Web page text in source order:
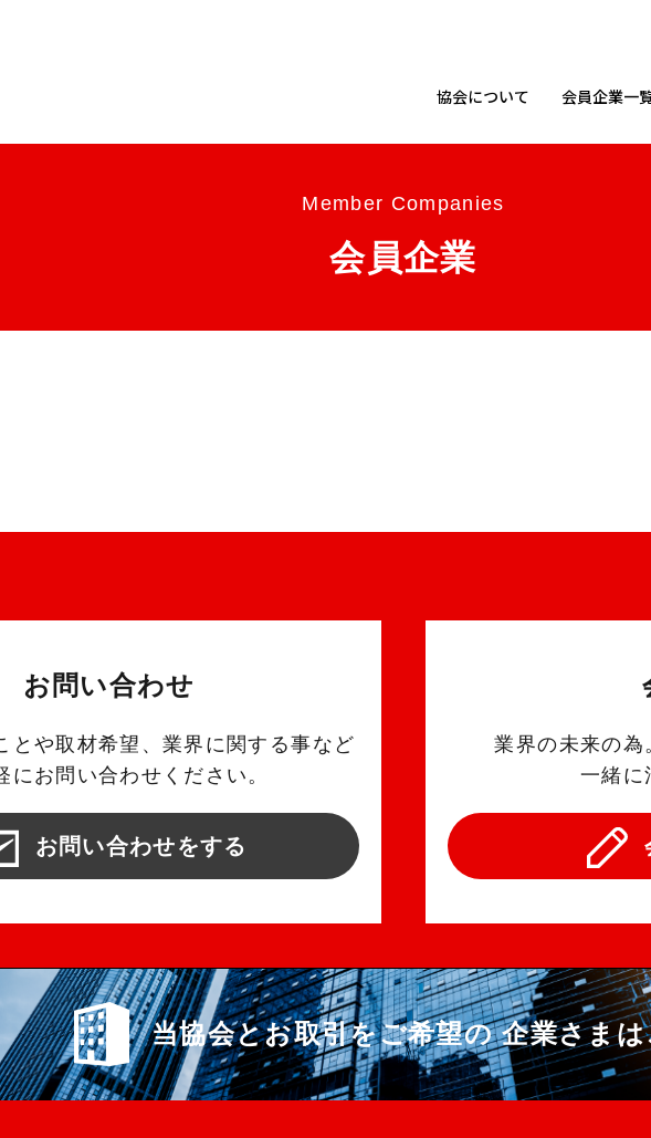
協会について 会員企業一
Member Companies
会員企業
お問い合わせ
とや取材希望、業界に関する事など
にお問い合わせください。
お問い合わせをする
業界の未来の
一緒に
当協会とお取引をご希望の企業さまは